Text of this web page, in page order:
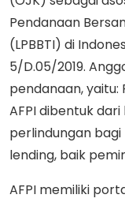
Pendanaan
(LPBBTI) di
5/D.05/2019.
pendanaan, yaitu:
AFPI dibentuk
perlindungan
lending, baik
AFPI memiliki